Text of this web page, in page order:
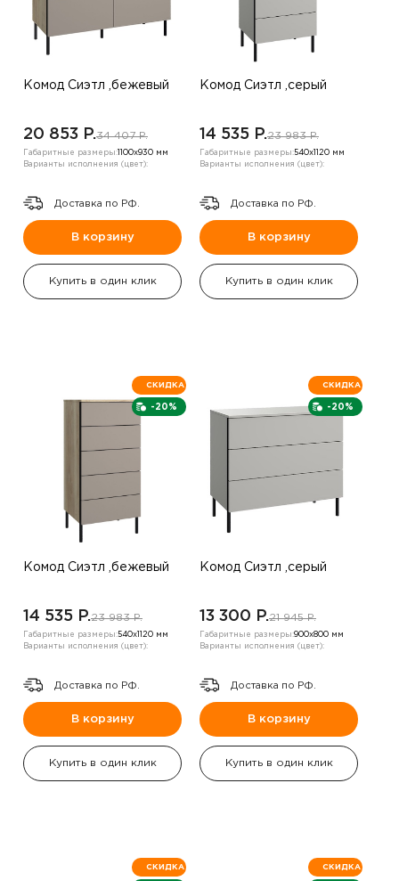
Комод Сиэтл ,бежевый
20 853 P.34 407 P.
Габаритные размеры: 1100х930 мм
Варианты исполнения (цвет):
Доставка по РФ.
В корзину
Купить в один клик
Комод Сиэтл ,серый
14 535 P.23 983 P.
Габаритные размеры:540х1120 мм
Варианты исполнения (цвет):
Доставка по РФ.
В корзину
Купить в один клик
-20%
СКИДКА
Комод Сиэтл ,бежевый
14 535 P.23 983 P.
Габаритные размеры:540х1120 мм
Варианты исполнения (цвет):
Доставка по РФ.
В корзину
Купить в один клик
-20%
СКИДКА
Комод Сиэтл ,серый
13 300 P.21 945 P.
Габаритные размеры:900х800 мм
Варианты исполнения (цвет):
Доставка по РФ.
В корзину
Купить в один клик
СКИДКА СКИДКА